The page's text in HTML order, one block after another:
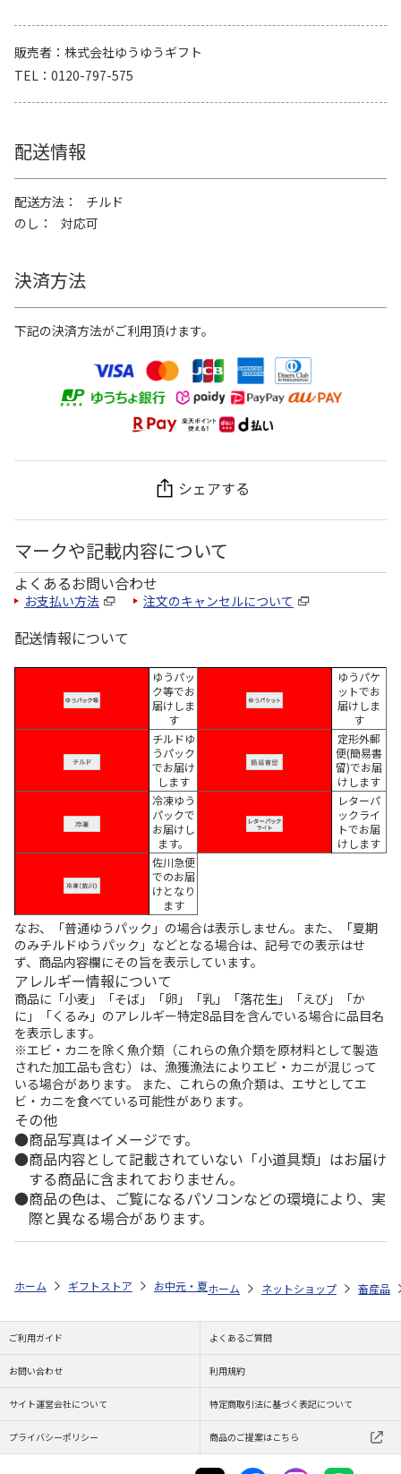
販売者
株式会社ゆうゆうギフト
TEL
0120-797-575
配送情報
配送方法
チルド
のし
対応可
決済方法
下記の決済方法がご利用頂けます。
シェアする
マークや記載内容について
よくあるお問い合わせ
お支払い方法 注文のキャンセルについて
配送情報について
ゆうパッ
ク等でお
届けしま
す
ゆうパケ
ットでお
届けしま
す
チルドゆ
うパック
でお届け
します
定形外郵
便(簡易書
留)でお届
けします
冷凍ゆう
パックで
お届けし
ます。
レターパ
ックライ
トでお届
けします
佐川急便
でのお届
けとなり
ます
なお、「普通ゆうパック」の場合は表示しません。また、「夏期
のみチルドゆうパック」などとなる場合は、記号での表示はせ
ず、商品内容欄にその旨を表示しています。
アレルギー情報について
商品に「小麦」「そば」「卵」「乳」「落花生」「えび」「か
に」「くるみ」のアレルギー特定8品目を含んでいる場合に品目名
を表示します。
※エビ・カニを除く魚介類（これらの魚介類を原材料として製造
された加工品も含む）は、漁獲漁法によりエビ・カニが混じって
いる場合があります。 また、これらの魚介類は、エサとしてエ
ビ・カニを食べている可能性があります。
その他
商品写真はイメージです。
商品内容として記載されていない「小道具類」はお届け
する商品に含まれておりません。
商品の色は、ご覧になるパソコンなどの環境により、実
際と異なる場合があります。
ホーム ギフトストア お中元・夏ギフト特集 2026 ゆうゆうギフト
ホーム ネットショップ 畜産品
ご利用ガイド よくあるご質問
お問い合わせ 利用規約
サイト運営会社について 特定商取引法に基づく表記について
プライバシーポリシー 商品のご提案はこちら